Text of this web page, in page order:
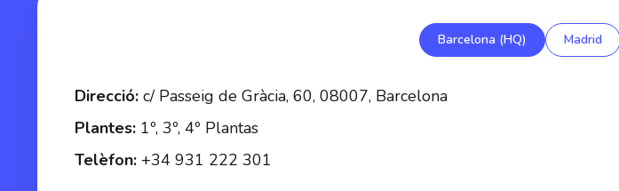
Barcelona (HQ) Madrid
Direcció: c/ Passeig de Gràcia, 60, 08007, Barcelona
Plantes: 1º, 3º, 4º Plantas
Telèfon: +34 931 222 301